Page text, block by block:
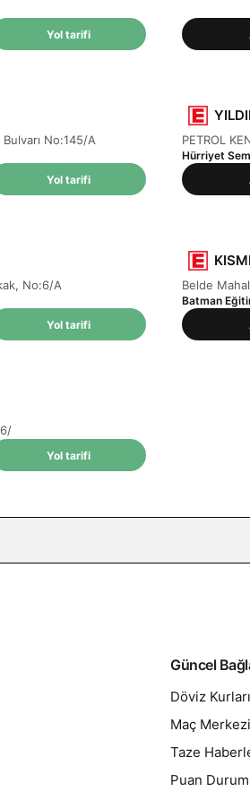
Yol tarifi
No:145/A
Yol tarifi
PETROL
Hürriyet
No:6/A
Yol tarifi
Belde
Batman
Yol tarifi
Güncel
Döviz Kurları
Maç Merkezi
Taze
Puan